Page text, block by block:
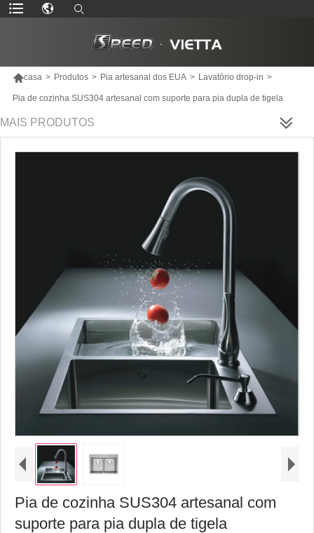
casa > Produtos > Pia artesanal dos EUA > Lavatório drop-in >
Pia de cozinha SUS304 artesanal com suporte para pia dupla de tigela
MAIS PRODUTOS
Pia de cozinha SUS304 artesanal com
suporte para pia dupla de tigela